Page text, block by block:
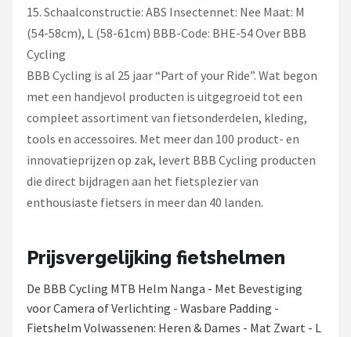
15. Schaalconstructie: ABS Insectennet: Nee Maat: M
(54-58cm), L (58-61cm) BBB-Code: BHE-54 Over BBB
Cycling
BBB Cycling is al 25 jaar “Part of your Ride”. Wat begon
met een handjevol producten is uitgegroeid tot een
compleet assortiment van fietsonderdelen, kleding,
tools en accessoires. Met meer dan 100 product- en
innovatieprijzen op zak, levert BBB Cycling producten
die direct bijdragen aan het fietsplezier van
enthousiaste fietsers in meer dan 40 landen.
Prijsvergelijking fietshelmen
De BBB Cycling MTB Helm Nanga - Met Bevestiging
voor Camera of Verlichting - Wasbare Padding -
Fietshelm Volwassenen: Heren & Dames - Mat Zwart - L